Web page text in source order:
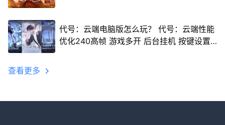
代号：云端电脑版怎么玩？ 代号：云端性能
优化240高帧 游戏多开 后台挂机 按键设置
查看更多